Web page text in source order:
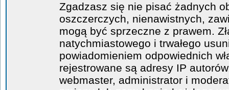
Zgadzasz się nie pisać żadnych
oszczerczych, nienawistnych,
mogą być sprzeczne z prawem.
natychmiastowego i trwałego
powiadomieniem odpowiednich
rejestrowane są adresy IP
webmaster, administrator i